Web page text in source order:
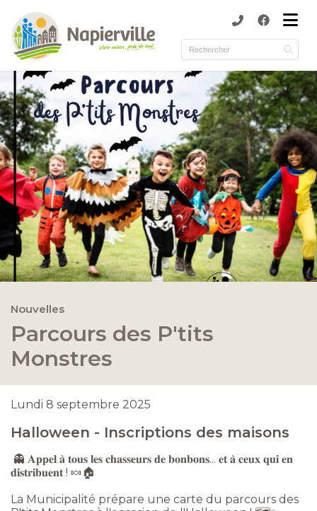
(Municipalité )
(Services )
(Culture et loisirs )
(Environnement )
Nouvelles
Parcours des P'tits
Monstres
Lundi 8 septembre 2025
Halloween - Inscriptions des maisons
👻 𝐀𝐩𝐩𝐞𝐥 𝐚̀ 𝐭𝐨𝐮𝐬 𝐥𝐞𝐬 𝐜𝐡𝐚𝐬𝐬𝐞𝐮𝐫𝐬 𝐝𝐞 𝐛𝐨𝐧𝐛𝐨𝐧𝐬... 𝐞𝐭 𝐚̀ 𝐜𝐞𝐮𝐱 𝐪𝐮𝐢 𝐞𝐧
𝐝𝐢𝐬𝐭𝐫𝐢𝐛𝐮𝐞𝐧𝐭 ! 🍬🏠
La Municipalité prépare une carte du parcours des